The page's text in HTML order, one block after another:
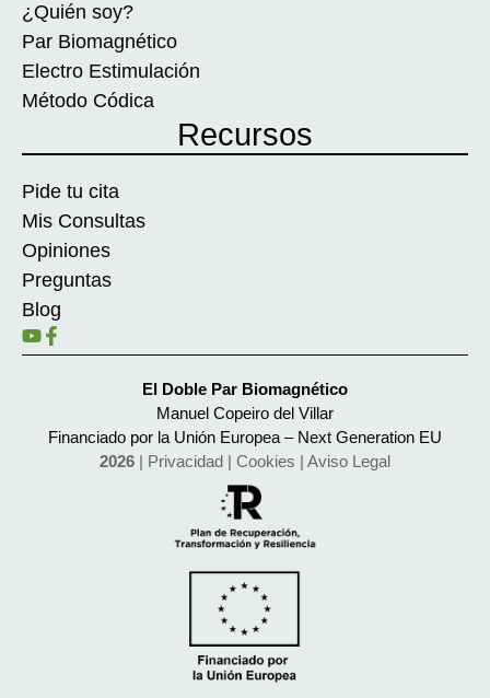
¿Quién soy?
Par Biomagnético
Electro Estimulación
Método Códica
Recursos
Pide tu cita
Mis Consultas
Opiniones
Preguntas
Blog
El Doble Par Biomagnético
Manuel Copeiro del Villar
Financiado por la Unión Europea – Next Generation EU
2026 | Privacidad | Cookies | Aviso Legal